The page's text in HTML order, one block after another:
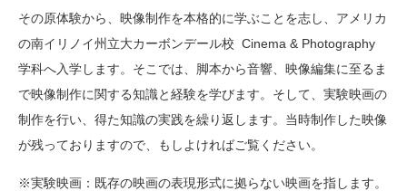
その原体験から、映像制作を本格的に学ぶことを志し、アメリカ
の南イリノイ州立大カーボンデール校 Cinema & Photography
学科へ入学します。そこでは、脚本から音響、映像編集に至るま
で映像制作に関する知識と経験を学びます。そして、実験映画の
制作を行い、得た知識の実践を繰り返します。当時制作した映像
が残っておりますので、もしよければご覧ください。
※実験映画：既存の映画の表現形式に拠らない映画を指します。